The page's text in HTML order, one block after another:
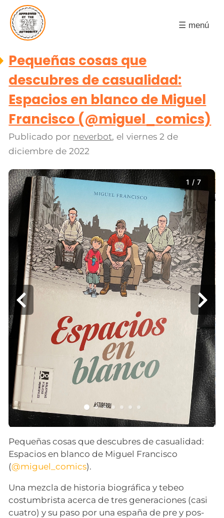
☰ menú
Pequeñas cosas que
descubres de casualidad:
Espacios en blanco de Miguel
Francisco (@miguel_comics)
Publicado por neverbot, elviernes 2 de
diciembre de 2022
1 / 7
Pequeñas cosas que descubres de casualidad:
Espacios en blanco de Miguel Francisco
(@miguel_comics).
Una mezcla de historia biográfica y tebeo
costumbrista acerca de tres generaciones (casi
cuatro) y su paso por una españa de pre y pos-